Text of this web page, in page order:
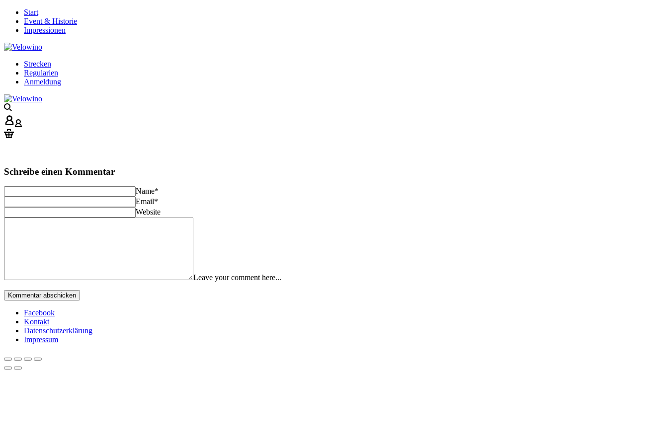
Start
Event & Historie
Impressionen
Strecken
Regularien
Anmeldung
Schreibe einen Kommentar
Name*
Email*
Website
Leave your comment here...
Facebook
Kontakt
Datenschutzerklärung
Impressum